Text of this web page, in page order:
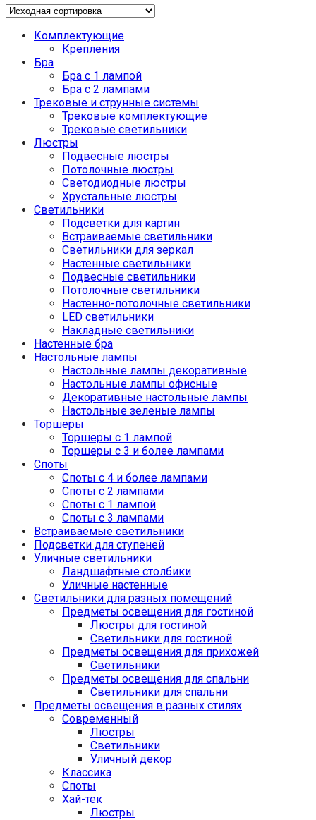
Комплектующие
Крепления
Бра
Бра с 1 лампой
Бра с 2 лампами
Трековые и струнные системы
Трековые комплектующие
Трековые светильники
Люстры
Подвесные люстры
Потолочные люстры
Светодиодные люстры
Хрустальные люстры
Светильники
Подсветки для картин
Встраиваемые светильники
Светильники для зеркал
Настенные светильники
Подвесные светильники
Потолочные светильники
Настенно-потолочные светильники
LED светильники
Накладные светильники
Настенные бра
Настольные лампы
Настольные лампы декоративные
Настольные лампы офисные
Декоративные настольные лампы
Настольные зеленые лампы
Торшеры
Торшеры с 1 лампой
Торшеры с 3 и более лампами
Споты
Споты с 4 и более лампами
Споты с 2 лампами
Споты с 1 лампой
Споты с 3 лампами
Встраиваемые светильники
Подсветки для ступеней
Уличные светильники
Ландшафтные столбики
Уличные настенные
Светильники для разных помещений
Предметы освещения для гостиной
Люстры для гостиной
Светильники для гостиной
Предметы освещения для прихожей
Светильники
Предметы освещения для спальни
Светильники для спальни
Предметы освещения в разных стилях
Cовременный
Люстры
Светильники
Уличный декор
Классика
Споты
Хай-тек
Люстры